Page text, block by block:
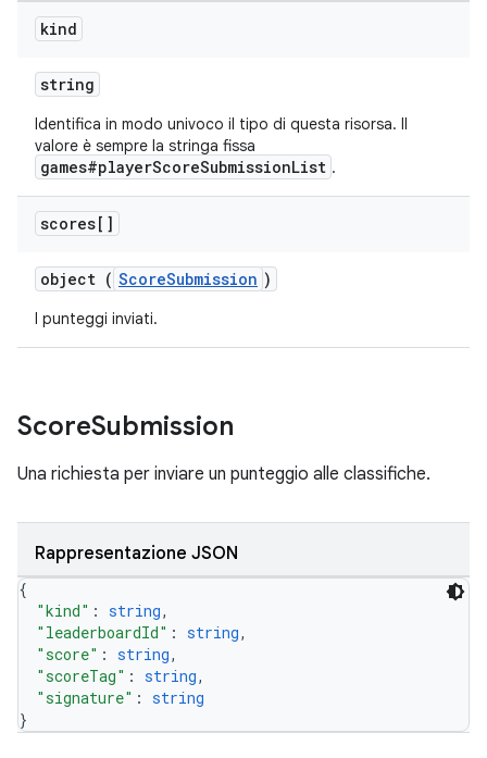
kind
string
Identifica in modo univoco il tipo di questa risorsa. Il
valore è sempre la stringa fissa
games#playerScoreSubmissionList .
scores[]
object ( ScoreSubmission )
I punteggi inviati.
ScoreSubmission
Una richiesta per inviare un punteggio alle classifiche.
Rappresentazione JSON
{
"kind" : string,
"leaderboardId" : string,
"score" : string,
"scoreTag" : string,
"signature" : string
}